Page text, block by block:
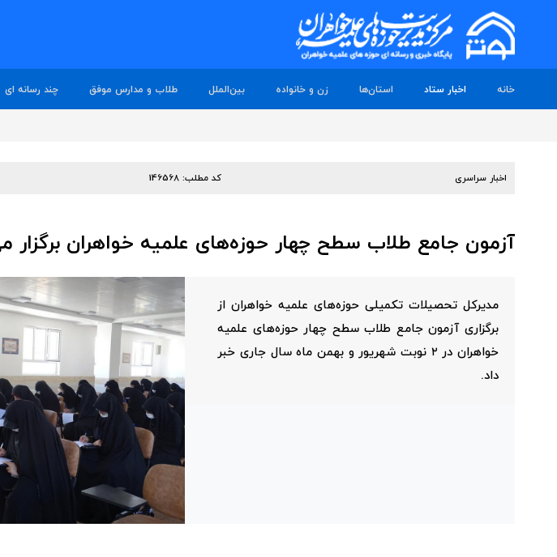
خانه اخبار ستاد استان‌ها زن و خانواده بین‌الملل طلاب و مدارس موفق چند رسانه ای
اخبار سراسری کد مطلب: 146568
آزمون جامع طلاب سطح چهار حوزه‌های علمیه خواهران برگزار
مدیرکل تحصیلات تکمیلی حوزه‌های علمیه خواهران از
برگزاری آزمون جامع طلاب سطح چهار حوزه‌های علمیه
خواهران در ۲ نوبت شهریور و بهمن ماه سال جاری خبر
داد.